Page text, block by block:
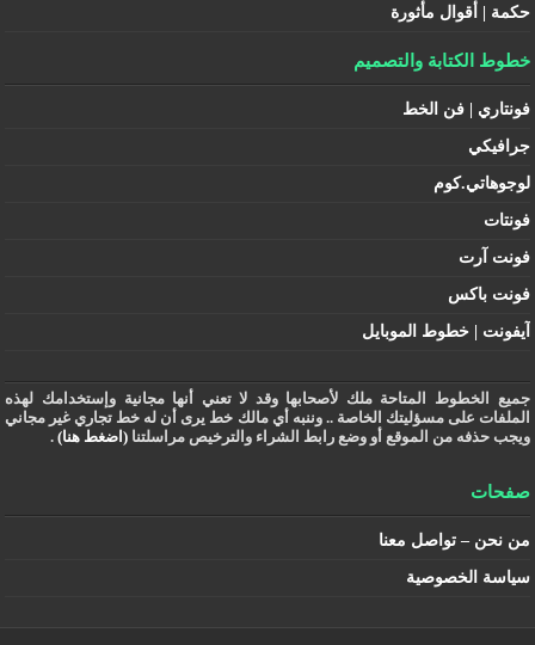
حكمة | أقوال مأثورة
خطوط الكتابة والتصميم
فونتاري | فن الخط
جرافيكي
لوجوهاتي.كوم
فونتات
فونت آرت
فونت باكس
آيفونت | خطوط الموبايل
جميع الخطوط المتاحة ملك لأصحابها وقد لا تعني أنها مجانية وإستخدامك لهذه
الملفات على مسؤليتك الخاصة .. وننبه أي مالك خط يرى أن له خط تجاري غير مجاني
ويجب حذفه من الموقع أو وضع رابط الشراء والترخيص مراسلتنا(اضغط هنا) .
صفحات
من نحن – تواصل معنا
سياسة الخصوصية